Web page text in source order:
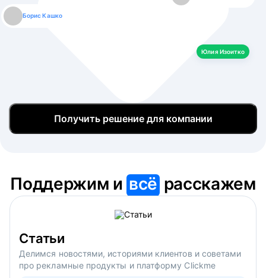
Борис Кашко
Юлия Изоитко
Юлия Изоитко
Александр Кулагин
Даниил Макаров
Екатерина Лазаренко
Получить решение для компании
Поддержим ивсё расскажем
Статьи
Делимся новостями, историями клиентов и советами
про рекламные продукты и платформу Clickme